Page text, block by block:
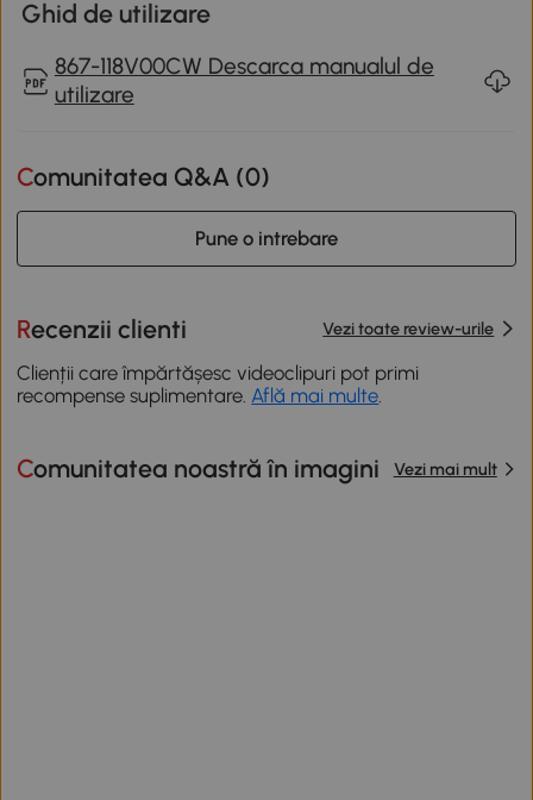
Ghid de utilizare
867-118V00CW Descarca manualul de
utilizare
Comunitatea Q&A (0)
Pune o intrebare
Recenzii clienti Vezi toate review-urile
Clienții care împărtășesc videoclipuri pot primi
recompense suplimentare. Află mai multe
Comunitatea noastră în imagini Vezi mai mult